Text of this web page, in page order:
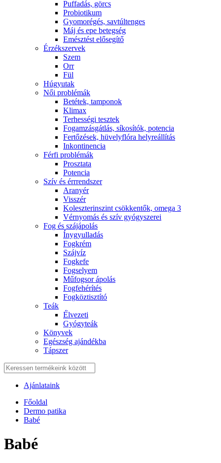
Puffadás, görcs
Probiotikum
Gyomorégés, savtúltenges
Máj és epe betegség
Emésztést elősegítő
Érzékszervek
Szem
Orr
Fül
Húgyutak
Női problémák
Betétek, tamponok
Klimax
Terhességi tesztek
Fogamzásgátlás, síkosítók, potencia
Fertőzések, hüvelyflóra helyreállítás
Inkontinencia
Férfi problémák
Prosztata
Potencia
Szív és érrrendszer
Aranyér
Visszér
Koleszterinszint csökkentők, omega 3
Vérnyomás és szív gyógyszerei
Fog és szájápolás
Í́nygyulladás
Fogkrém
Szájvíz
Fogkefe
Fogselyem
Műfogsor ápolás
Fogfehérítés
Fogköztisztító
Teák
É́lvezeti
Gyógyteák
Könyvek
Egészség ajándékba
Tápszer
Ajánlataink
Főoldal
Dermo patika
Babé
Babé